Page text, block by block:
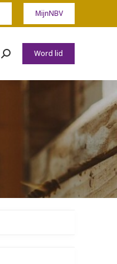
MijnNBV
Zoeken:Word lid